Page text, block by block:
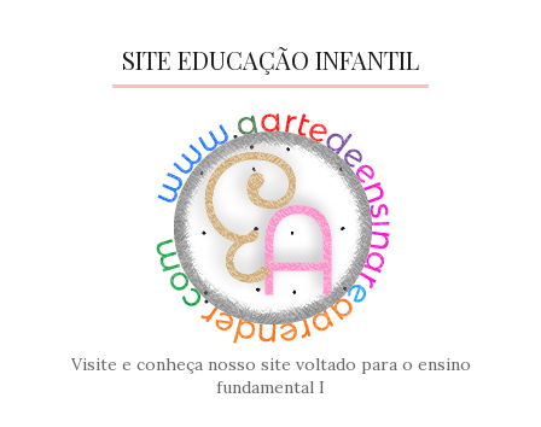
SITE EDUCAÇÃO INFANTIL
Visite e conheça nosso site voltado para o ensino
fundamental I